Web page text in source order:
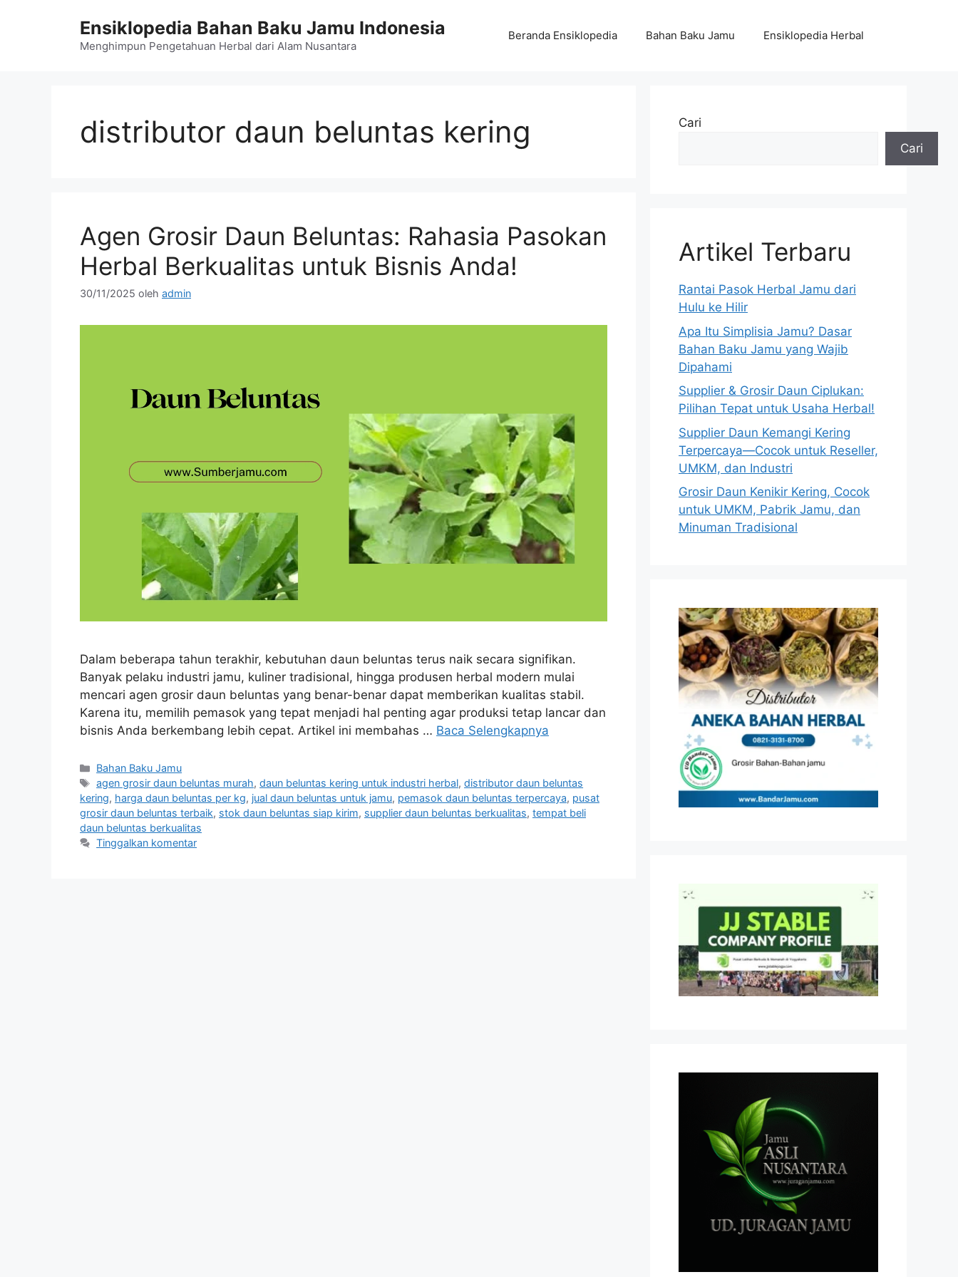
Ensiklopedia Bahan Baku Jamu Indonesia
Menghimpun Pengetahuan Herbal dari Alam Nusantara
Beranda Ensiklopedia Bahan Baku Jamu Ensiklopedia Herbal
distributor daun beluntas kering
Agen Grosir Daun Beluntas: Rahasia Pasokan
Herbal Berkualitas untuk Bisnis Anda!
30/11/2025 oleh admin
Dalam beberapa tahun terakhir, kebutuhan daun beluntas terus naik secara signifikan.
Banyak pelaku industri jamu, kuliner tradisional, hingga produsen herbal modern mulai
mencari agen grosir daun beluntas yang benar-benar dapat memberikan kualitas stabil.
Karena itu, memilih pemasok yang tepat menjadi hal penting agar produksi tetap lancar dan
bisnis Anda berkembang lebih cepat. Artikel ini membahas … Baca Selengkapnya
Kategori
Bahan Baku Jamu
Tag
agen grosir daun beluntas murah,daun beluntas kering untuk industri herbal,distributor daun beluntas
kering, harga daun beluntas per kg, jual daun beluntas untuk jamu, pemasok daun beluntas terpercaya, pusat
grosir daun beluntas terbaik, stok daun beluntas siap kirim, supplier daun beluntas berkualitas, tempat beli
daun beluntas berkualitas
Tinggalkan komentar
Cari
Cari
Artikel Terbaru
Rantai Pasok Herbal Jamu dari
Hulu ke Hilir
Apa Itu Simplisia Jamu? Dasar
Bahan Baku Jamu yang Wajib
Dipahami
Supplier & Grosir Daun Ciplukan:
Pilihan Tepat untuk Usaha Herbal!
Supplier Daun Kemangi Kering
Terpercaya—Cocok untuk Reseller,
UMKM, dan Industri
Grosir Daun Kenikir Kering, Cocok
untuk UMKM, Pabrik Jamu, dan
Minuman Tradisional